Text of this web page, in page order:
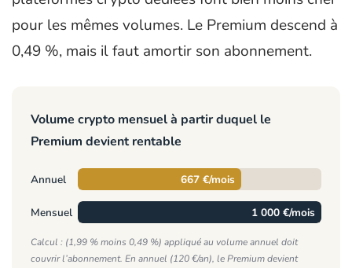
pour les mêmes volumes. Le Premium descend à
0,49 %, mais il faut amortir son abonnement.
Volume crypto mensuel à partir duquel le
Premium devient rentable
Annuel 667 €/mois
Mensuel 1 000 €/mois
Calcul : (1,99 % moins 0,49 %) appliqué au volume annuel doit
couvrir l’abonnement. En annuel (120 €/an), le Premium devient